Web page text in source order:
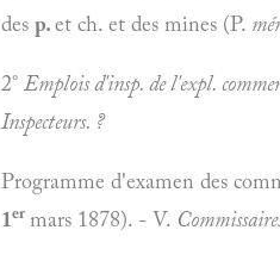
des p.et ch. et des mines (P.
2° Emplois d'insp. de l'expl.
Inspecteurs. ?
Programme d'examen des
1er mars 1878). - V.